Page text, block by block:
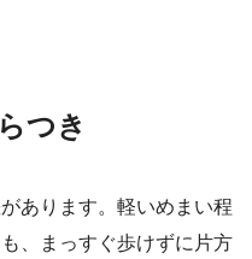
つき
あります。軽いめまい程
、まっすぐ歩けずに片方